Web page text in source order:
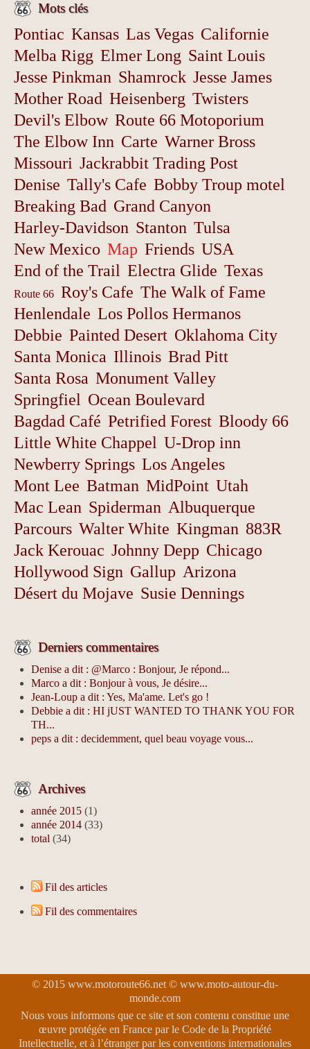
Mots clés
Pontiac Kansas Las Vegas Californie
Melba Rigg Elmer Long Saint Louis
Jesse Pinkman Shamrock Jesse James
Mother Road Heisenberg Twisters
Devil's Elbow Route 66 Motoporium
The Elbow Inn Carte Warner Bross
Missouri Jackrabbit Trading Post
Denise Tally's Cafe Bobby Troup motel
Breaking Bad Grand Canyon
Harley-Davidson Stanton Tulsa
New Mexico Map Friends USA
End of the Trail Electra Glide Texas
Route 66 Roy's Cafe The Walk of Fame
Henlendale Los Pollos Hermanos
Debbie Painted Desert Oklahoma City
Santa Monica Illinois Brad Pitt
Santa Rosa Monument Valley
Springfiel Ocean Boulevard
Bagdad Café Petrified Forest Bloody 66
Little White Chappel U-Drop inn
Newberry Springs Los Angeles
Mont Lee Batman MidPoint Utah
Mac Lean Spiderman Albuquerque
Parcours Walter White Kingman 883R
Jack Kerouac Johnny Depp Chicago
Hollywood Sign Gallup Arizona
Désert du Mojave Susie Dennings
Derniers commentaires
Denise a dit : @Marco : Bonjour, Je répond...
Marco a dit : Bonjour à vous, Je désire...
Jean-Loup a dit : Yes, Ma'ame. Let's go !
Debbie a dit : HI jUST WANTED TO THANK YOU FOR
TH...
peps a dit : decidemment, quel beau voyage vous...
Archives
année 2015 (1)
année 2014 (33)
total (34)
Fil des articles
Fil des commentaires
© 2015 www.motoroute66.net © www.moto-autour-du-
monde.com
Nous vous informons que ce site et son contenu constitue une
œuvre protégée en France par le Code de la Propriété
Intellectuelle, et à l’étranger par les conventions internationales